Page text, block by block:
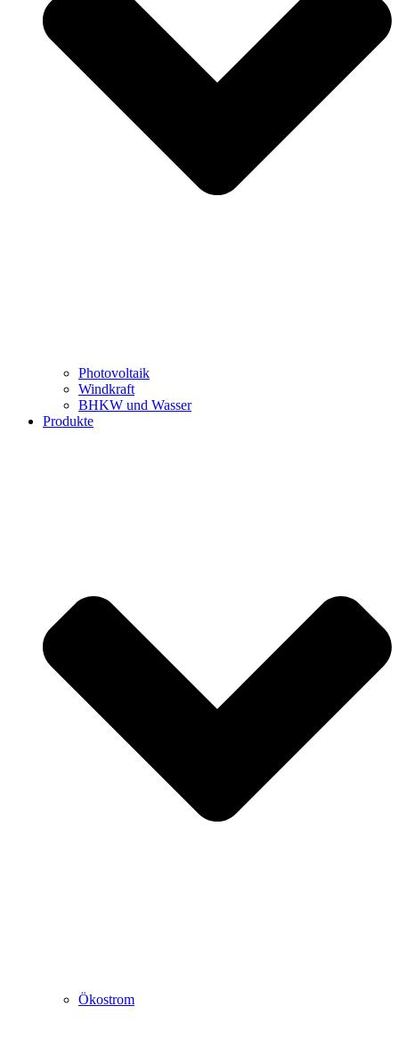
Photovoltaik
Windkraft
BHKW und Wasser
Produkte
Ökostrom